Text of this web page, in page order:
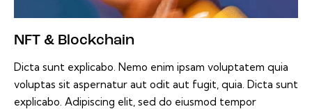
NFT & Blockchain
Dicta sunt explicabo. Nemo enim ipsam voluptatem quia
voluptas sit aspernatur aut odit aut fugit, quia. Dicta sunt
explicabo. Adipiscing elit, sed do eiusmod tempor